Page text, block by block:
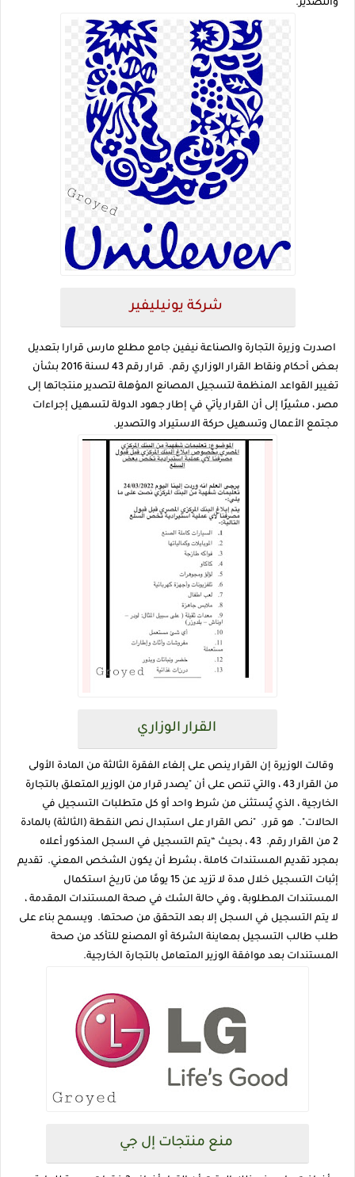
والتصدير.
شركة يونيليفير
اصدرت وزيرة التجارة والصناعة نيفين جامع مطلع مارس قرارا بتعديل
بعض أحكام ونقاط القرار الوزاري رقم. قرار رقم 43 لسنة 2016 بشأن
تغيير القواعد المنظمة لتسجيل المصانع المؤهلة لتصدير منتجاتها إلى
مصر ، مشيرًا إلى أن القرار يأتي في إطار جهود الدولة لتسهيل إجراءات
مجتمع الأعمال وتسهيل حركة الاستيراد والتصدير.
القرار الوزاري
وقالت الوزيرة إن القرار ينص على إلغاء الفقرة الثالثة من المادة الأولى
من القرار 43 ، والتي تنص على أن "يصدر قرار من الوزير المتعلق بالتجارة
الخارجية ، الذي يُستثنى من شرط واحد أو كل متطلبات التسجيل في
الحالات". هو قرر. "نص القرار على استبدال نص النقطة (الثالثة) بالمادة
2 من القرار رقم. 43 ، بحيث “يتم التسجيل في السجل المذكور أعلاه
بمجرد تقديم المستندات كاملة ، بشرط أن يكون الشخص المعني. تقديم
إثبات التسجيل خلال مدة لا تزيد عن 15 يومًا من تاريخ استكمال
المستندات المطلوبة ، وفي حالة الشك في صحة المستندات المقدمة ،
لا يتم التسجيل في السجل إلا بعد التحقق من صحتها. ويسمح بناء على
طلب طالب التسجيل بمعاينة الشركة أو المصنع للتأكد من صحة
المستندات بعد موافقة الوزير المتعامل بالتجارة الخارجية.
منع منتجات إل جي